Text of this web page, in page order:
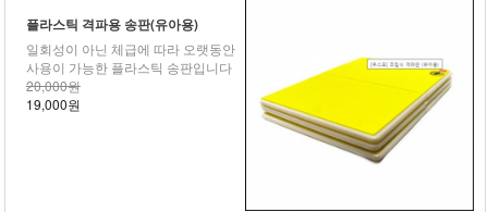
플라스틱 격파용 송판(유아용)
일회성이 아닌 체급에 따라 오랫동안
사용이 가능한 플라스틱 송판입니다
20,000원
19,000원